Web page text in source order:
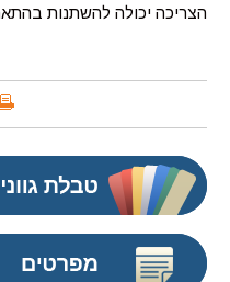
הצריכה יכולה להשתנות